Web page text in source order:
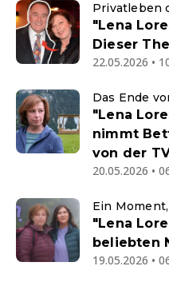
Privatleben
"Lena
Dieser
22.05.2026 •
Das Ende
"Lena
nimmt
von der
20.05.2026 •
Ein
"Lena
beliebten
19.05.2026 •